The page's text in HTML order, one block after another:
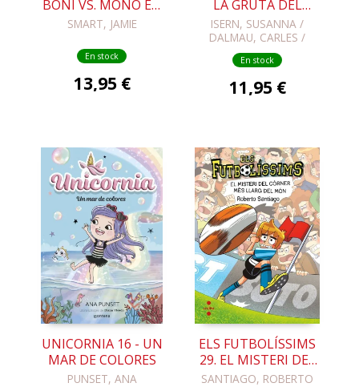
BONI VS. MONO EN
PUERCO Y ALMA
SMART, JAMIE
En stock
13,95 €
LA GRUTA DEL
TIEMPO
ISERN, SUSANNA /
DALMAU, CARLES /
LOPEZ, NIL
En stock
11,95 €
UNICORNIA 16 - UN
MAR DE COLORES
PUNSET, ANA
ELS FUTBOLÍSSIMS
29. EL MISTERI DEL
CÓRNER MÉS LLARG
SANTIAGO, ROBERTO